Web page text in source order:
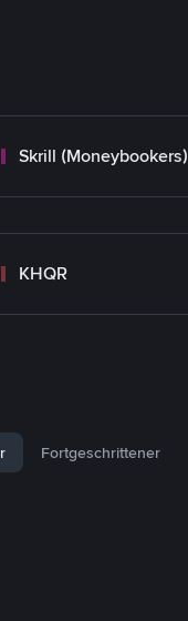
Skrill (Moneybookers)
KHQR
Fortgeschrittener